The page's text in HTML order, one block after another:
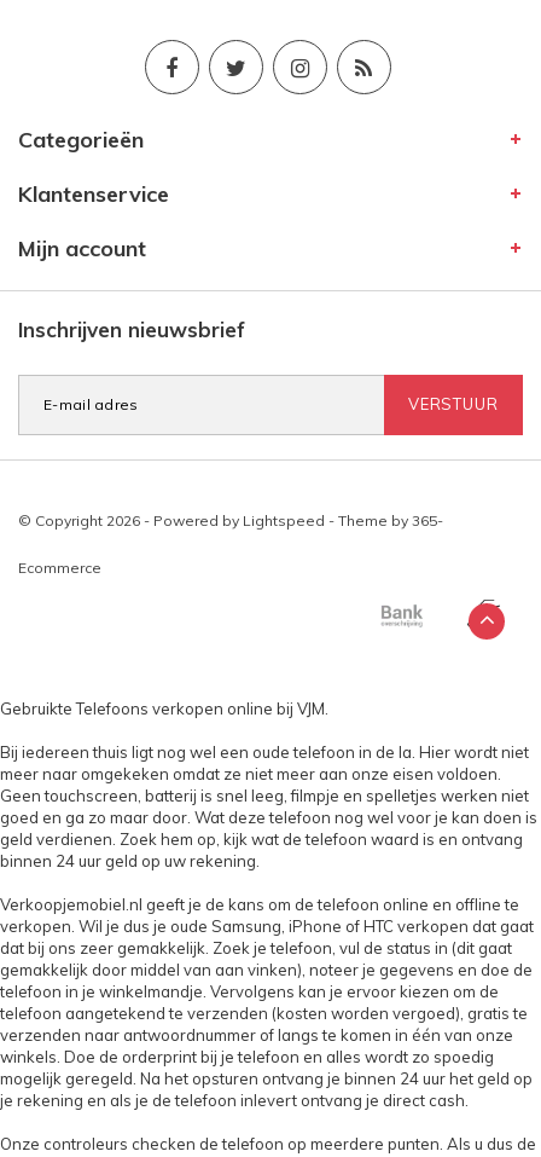
Categorieën
Klantenservice
Mijn account
Inschrijven nieuwsbrief
VERSTUUR
© Copyright 2026 - Powered by Lightspeed - Theme by 365-
Ecommerce
Gebruikte Telefoons verkopen online bij VJM.
Bij iedereen thuis ligt nog wel een oude telefoon in de la. Hier wordt niet
meer naar omgekeken omdat ze niet meer aan onze eisen voldoen.
Geen touchscreen, batterij is snel leeg, filmpje en spelletjes werken niet
goed en ga zo maar door. Wat deze telefoon nog wel voor je kan doen is
geld verdienen. Zoek hem op, kijk wat de telefoon waard is en ontvang
binnen 24 uur geld op uw rekening.
Verkoopjemobiel.nl geeft je de kans om de telefoon online en offline te
verkopen. Wil je dus je oude Samsung, iPhone of HTC verkopen dat gaat
dat bij ons zeer gemakkelijk. Zoek je telefoon, vul de status in (dit gaat
gemakkelijk door middel van aan vinken), noteer je gegevens en doe de
telefoon in je winkelmandje. Vervolgens kan je ervoor kiezen om de
telefoon aangetekend te verzenden (kosten worden vergoed), gratis te
verzenden naar antwoordnummer of langs te komen in één van onze
winkels. Doe de orderprint bij je telefoon en alles wordt zo spoedig
mogelijk geregeld. Na het opsturen ontvang je binnen 24 uur het geld op
je rekening en als je de telefoon inlevert ontvang je direct cash.
Onze controleurs checken de telefoon op meerdere punten. Als u dus de